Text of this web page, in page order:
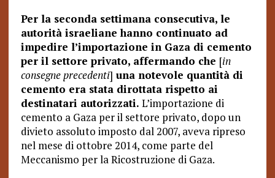
Per la seconda settimana consecutiva, le
autorità israeliane hanno continuato ad
impedire l’importazione in Gaza di cemento
per il settore privato, affermando che [in
consegne precedenti] una notevole quantità di
cemento era stata dirottata rispetto ai
destinatari autorizzati. L’importazione di
cemento a Gaza per il settore privato, dopo un
divieto assoluto imposto dal 2007, aveva ripreso
nel mese di ottobre 2014, come parte del
Meccanismo per la Ricostruzione di Gaza.